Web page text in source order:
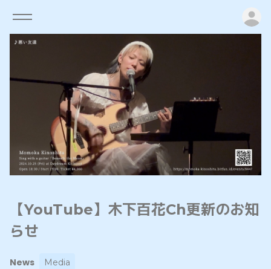
【YouTube】木下百花Ch更新のお知
らせ
News Media